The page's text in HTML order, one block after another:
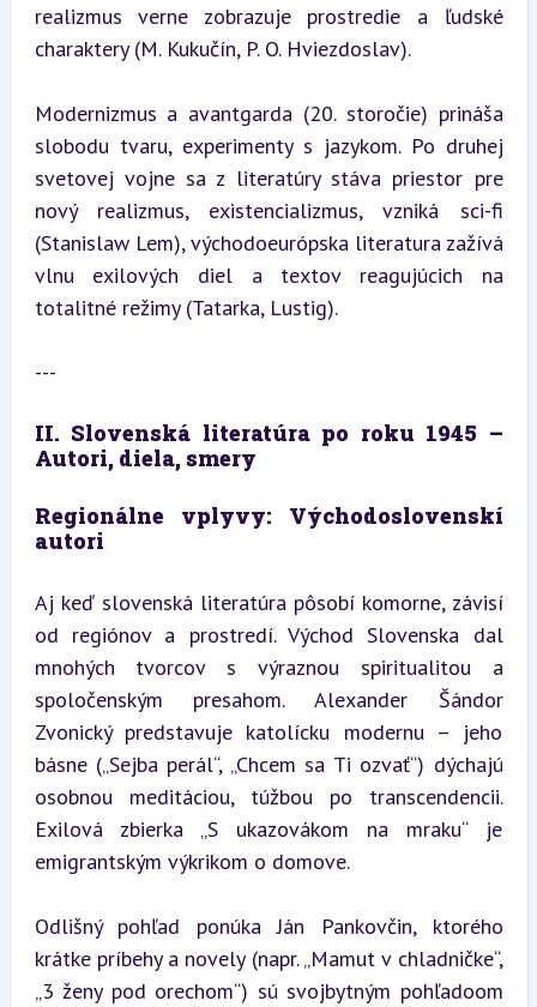
realizmus verne zobrazuje prostredie a ľudské
charaktery (M. Kukučín, P. O. Hviezdoslav).
Modernizmus a avantgarda (20. storočie) prináša
slobodu tvaru, experimenty s jazykom. Po druhej
svetovej vojne sa z literatúry stáva priestor pre
nový realizmus, existencializmus, vzniká sci-fi
(Stanislaw Lem), východoeurópska literatura zažívá
vlnu exilových diel a textov reagujúcich na
totalitné režimy (Tatarka, Lustig).
---
II. Slovenská literatúra po roku 1945 –
Autori, diela, smery
Regionálne vplyvy: Východoslovenskí
autori
Aj keď slovenská literatúra pôsobí komorne, závisí
od regiónov a prostredí. Východ Slovenska dal
mnohých tvorcov s výraznou spiritualitou a
spoločenským presahom. Alexander Šándor
Zvonický predstavuje katolícku modernu – jeho
básne („Sejba perál“, „Chcem sa Ti ozvať“) dýchajú
osobnou meditáciou, túžbou po transcendencii.
Exilová zbierka „S ukazovákom na mraku“ je
emigrantským výkrikom o domove.
Odlišný pohľad ponúka Ján Pankovčin, ktorého
krátke príbehy a novely (napr. „Mamut v chladničke“,